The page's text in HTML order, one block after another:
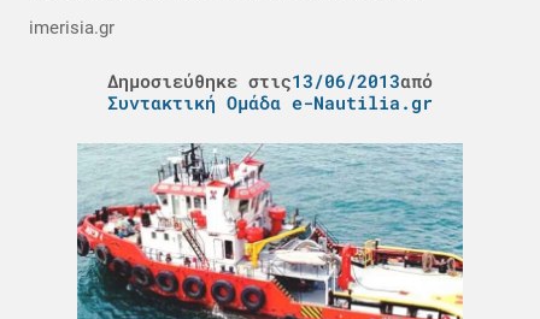
imerisia.gr
Δημοσιεύθηκε στις13/06/2013από
Συντακτική Ομάδα e-Nautilia.gr